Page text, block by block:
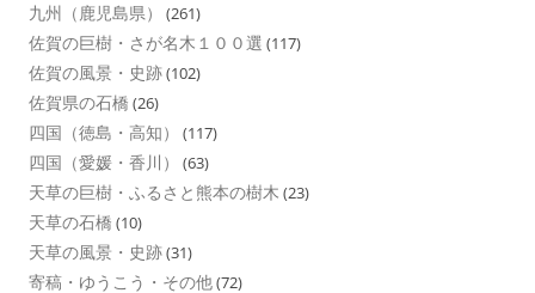
九州（鹿児島県） (261)
佐賀の巨樹・さが名木１００選 (117)
佐賀の風景・史跡(102)
佐賀県の石橋 (26)
四国（徳島・高知） (117)
四国（愛媛・香川） (63)
天草の巨樹・ふるさと熊本の樹木 (23)
天草の石橋 (10)
天草の風景・史跡(31)
寄稿・ゆうこう・その他(72)